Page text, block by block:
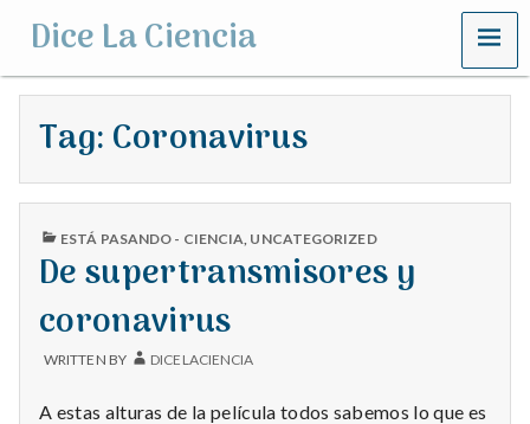
Dice La Ciencia MENU
Tag: Coronavirus
PUBLISHED
ESTÁ PASANDO - CIENCIA, UNCATEGORIZED
De supertransmisores y
coronavirus
WRITTEN BY DICELACIENCIA
A estas alturas de la película todos sabemos lo que es